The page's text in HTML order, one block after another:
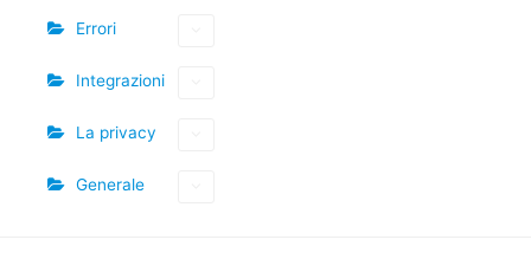
Errori
Integrazioni
La privacy
Generale